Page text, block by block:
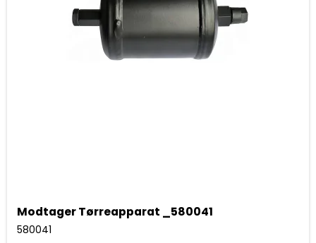
Modtager Tørreapparat _580041
580041